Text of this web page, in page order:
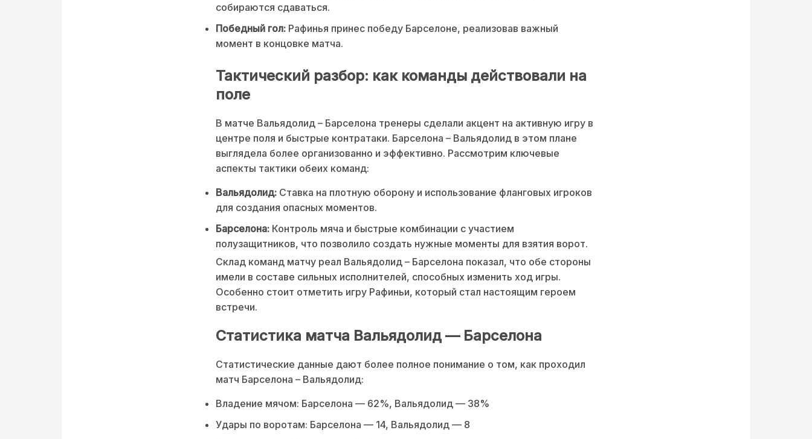
собираются сдаваться.
Победный гол: Рафинья принес победу Барселоне, реализовав важный
момент в концовке матча.
Тактический разбор: как команды действовали на
поле
В матче Вальядолид – Барселона тренеры сделали акцент на активную игру в
центре поля и быстрые контратаки. Барселона – Вальядолид в этом плане
выглядела более организованно и эффективно. Рассмотрим ключевые
аспекты тактики обеих команд:
Вальядолид: Ставка на плотную оборону и использование фланговых игроков
для создания опасных моментов.
Барселона: Контроль мяча и быстрые комбинации с участием
полузащитников, что позволило создать нужные моменты для взятия ворот.
Склад команд матчу реал Вальядолид – Барселона показал, что обе стороны
имели в составе сильных исполнителей, способных изменить ход игры.
Особенно стоит отметить игру Рафиньи, который стал настоящим героем
встречи.
Статистика матча Вальядолид — Барселона
Статистические данные дают более полное понимание о том, как проходил
матч Барселона – Вальядолид:
Владение мячом: Барселона — 62%, Вальядолид — 38%
Удары по воротам: Барселона — 14, Вальядолид — 8